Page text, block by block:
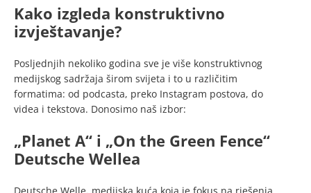
Kako izgleda konstruktivno
izvještavanje?
Posljednjih nekoliko godina sve je više konstruktivnog
medijskog sadržaja širom svijeta i to u različitim
formatima: od podcasta, preko Instagram postova, do
videa i tekstova. Donosimo naš izbor:
„Planet A“ i „On the Green Fence“
Deutsche Wellea
Deutsche Welle, medijska kuća koja je fokus na rješenja